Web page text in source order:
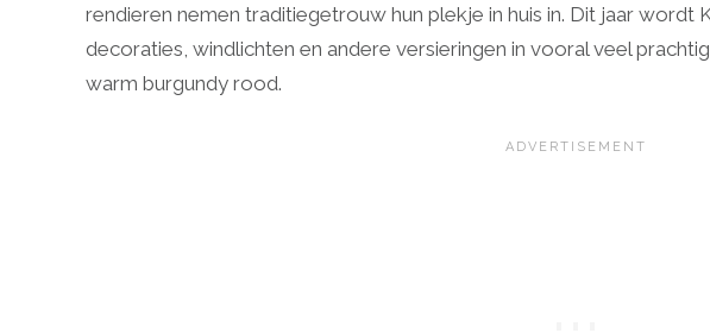
rendieren nemen traditiegetrouw hun plekje in huis in. Dit jaar wordt
decoraties, windlichten en andere versieringen in vooral veel
warm burgundy rood.